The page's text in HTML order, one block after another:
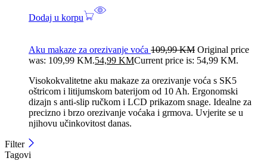
Dodaj u korpu
Aku makaze za orezivanje voća 109,99KM Original price
was: 109,99 KM.54,99 KMCurrent price is: 54,99 KM.
Visokokvalitetne aku makaze za orezivanje voća s SK5
oštricom i litijumskom baterijom od 10 Ah. Ergonomski
dizajn s anti-slip ručkom i LCD prikazom snage. Idealne za
precizno i brzo orezivanje voćaka i grmova. Uvjerite se u
njihovu učinkovitost danas.
Filter
Tagovi